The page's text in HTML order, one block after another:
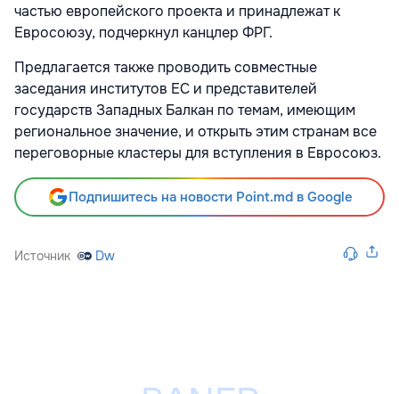
частью европейского проекта и принадлежат к
Евросоюзу, подчеркнул канцлер ФРГ.
Предлагается также проводить совместные
заседания институтов ЕС и представителей
государств Западных Балкан по темам, имеющим
региональное значение, и открыть этим странам все
переговорные кластеры для вступления в Евросоюз.
Подпишитесь на новости Point.md в Google
Источник Dw